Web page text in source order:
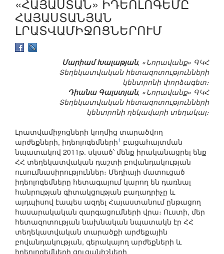
«ՀԱՅԱՍՏԱՆ» ԻԴԵՈԼՈԳԵՄԸ
ՀԱՅԱՍՏԱՆՅԱՆ
ԼՐԱՏՎԱՄԻՋՈՑՆԵՐՈՒՄ
Մարիամ Խալաթյան, «Նորավանք» ԳԿՀ
Տեղեկատվական հետազոտությունների
կենտրոնի փորձագետ։
Դիանա Գալստյան, «Նորավանք» ԳԿՀ
Տեղեկատվական հետազոտությունների
կենտրոնի ղեկավարի տեղակալ։
Լրատվամիջոցների կողմից տարածվող
արժեքների, իդեոլոգեմների1 բացահայտման
նպատակով 2011թ. սկսած՝ մենք իրականացրել ենք
ՀՀ տեղեկատվական դաշտի բովանդակության
ուսումնասիրություններ։ Մեդիայի մատուցած
իդեոլոգեմները հետագայում կարող են դառնալ
հանրության գիտակցության բաղադրիչը և
այդպիսով էապես ազդել Հայաստանում ընթացող
հասարակական զարգացումների վրա։ Ուստի, մեր
հետազոտության նախնական նպատակն էր ՀՀ
տեղեկատվական տարածքի արժեքային
բովանդակության, գերակայող արժեքների և
իդեոլոգեմների ցուցանիշների